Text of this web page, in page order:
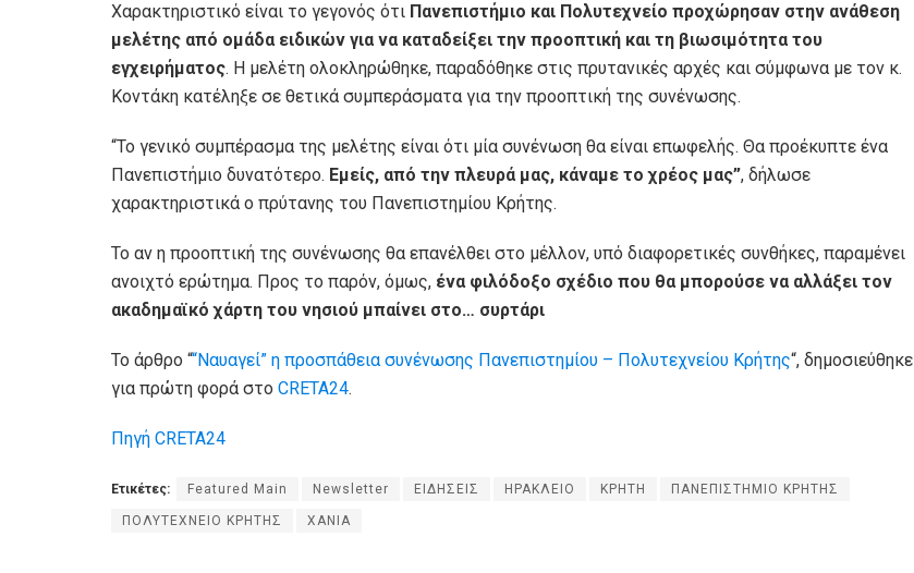
Χαρακτηριστικό είναι το γεγονός ότι Πανεπιστήμιο και Πολυτεχνείο προχώρησαν στην ανάθεση
μελέτης από ομάδα ειδικών για να καταδείξει την προοπτική και τη βιωσιμότητα του
εγχειρήματος. Η μελέτη ολοκληρώθηκε, παραδόθηκε στις πρυτανικές αρχές και σύμφωνα με τον κ.
Κοντάκη κατέληξε σε θετικά συμπεράσματα για την προοπτική της συνένωσης.
“Το γενικό συμπέρασμα της μελέτης είναι ότι μία συνένωση θα είναι επωφελής. Θα προέκυπτε ένα
Πανεπιστήμιο δυνατότερο. Εμείς, από την πλευρά μας, κάναμε το χρέος μας”, δήλωσε
χαρακτηριστικά ο πρύτανης του Πανεπιστημίου Κρήτης.
Το αν η προοπτική της συνένωσης θα επανέλθει στο μέλλον, υπό διαφορετικές συνθήκες, παραμένει
ανοιχτό ερώτημα. Προς το παρόν, όμως, ένα φιλόδοξο σχέδιο που θα μπορούσε να αλλάξει τον
ακαδημαϊκό χάρτη του νησιού μπαίνει στο… συρτάρι
Το άρθρο ““Ναυαγεί” η προσπάθεια συνένωσης Πανεπιστημίου – Πολυτεχνείου Κρήτης“, δημοσιεύθηκε
για πρώτη φορά στο CRETA24.
Πηγή CRETA24
Ετικέτες: Featured Main Newsletter ΕΙΔΗΣΕΙΣ ΗΡΑΚΛΕΙΟ ΚΡΗΤΗ ΠΑΝΕΠΙΣΤΗΜΙΟ ΚΡΗΤΗΣ
ΠΟΛΥΤΕΧΝΕΙΟ ΚΡΗΤΗΣ ΧΑΝΙΑ